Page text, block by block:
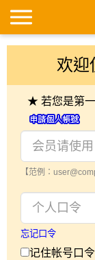
欢迎
★ 若您是第
【范例：
忘记口令
记住帐号口令